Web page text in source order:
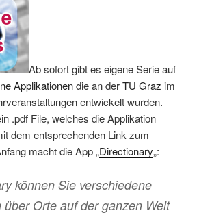
Ab sofort gibt es eigene Serie auf
Applikationendie an derTU Graz im
entwickelt wurden.
.pdf File, welches die Applikation
dem entsprechenden Link zum
macht die App „Directionary„:
können Sie verschiedene
über Orte auf der ganzen Welt